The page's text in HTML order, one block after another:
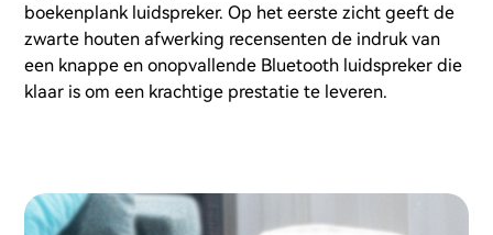
boekenplank luidspreker. Op het eerste zicht geeft de
zwarte houten afwerking recensenten de indruk van
een knappe en onopvallende Bluetooth luidspreker die
klaar is om een krachtige prestatie te leveren.